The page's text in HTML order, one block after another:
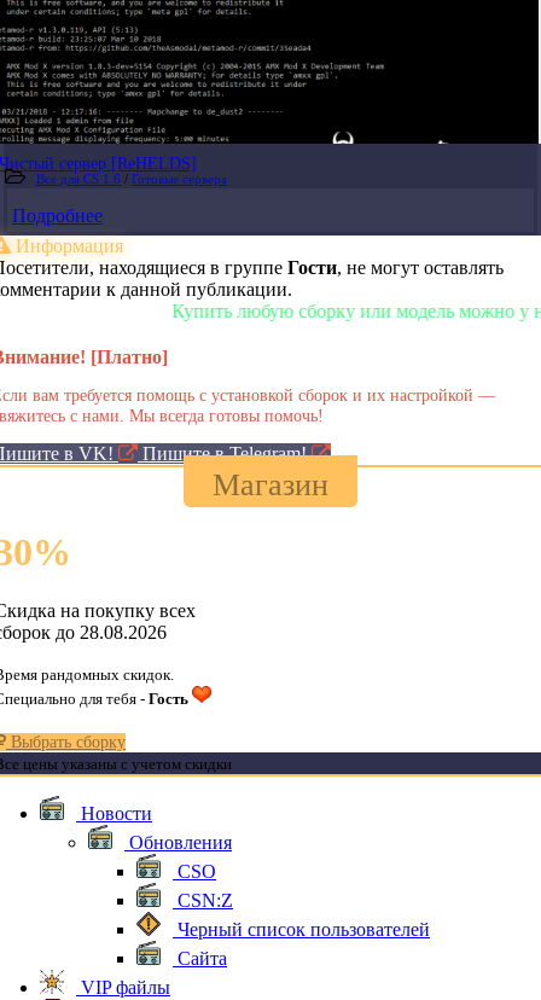
Чистый сервер [ReHELDS]
Все для CS 1.6 / Готовые сервера
Подробнее
Информация
находящиеся в группе Гости, не могут оставлять
к данной публикации.
Купить любую сборку или модель можно у нас в
[Платно]
вам требуется помощь с установкой сборок и их настройкой —
с нами. Мы всегда готовы помочь!
в VK! Пишите в Telegram!
Магазин
%
на покупку всех
до 28.08.2026
рандомных скидок.
для тебя - Гость
Выбрать сборку
цены указаны с учетом скидки
Новости
Обновления
CSO
CSN:Z
Черный список пользователей
Сайта
VIP файлы